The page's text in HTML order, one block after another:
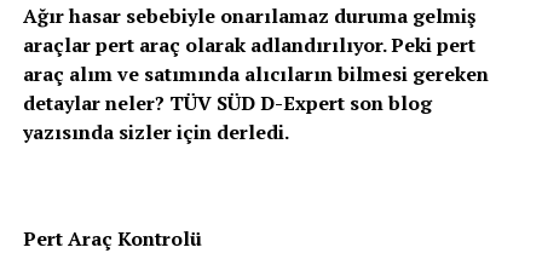
Ağır hasar sebebiyle onarılamaz duruma gelmiş
araçlar pert araç olarak adlandırılıyor. Peki pert
araç alım ve satımında alıcıların bilmesi gereken
detaylar neler? TÜV SÜD D-Expert son blog
yazısında sizler için derledi.
Pert Araç Kontrolü